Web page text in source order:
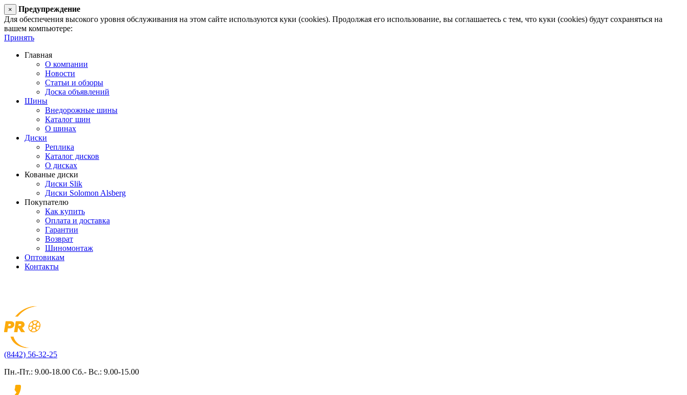
×
Предупреждение
Для обеспечения высокого уровня обслуживания на этом сайте используются куки (cookies). Продолжая его использование, вы соглашаетесь с тем, что куки (cookies) будут сохраняться на
вашем компьютере:
Принять
Главная
О компании
Новости
Статьи и обзоры
Доска объявлений
Шины
Внедорожные шины
Каталог шин
О шинах
Диски
Реплика
Каталог дисков
О дисках
Кованые диски
Диски Slik
Диски Solomon Alsberg
Покупателю
Как купить
Оплата и доставка
Гарантии
Возврат
Шиномонтаж
Оптовикам
Контакты
(8442) 56-32-25
Пн.-Пт.: 9.00-18.00 Сб.- Вс.: 9.00-15.00